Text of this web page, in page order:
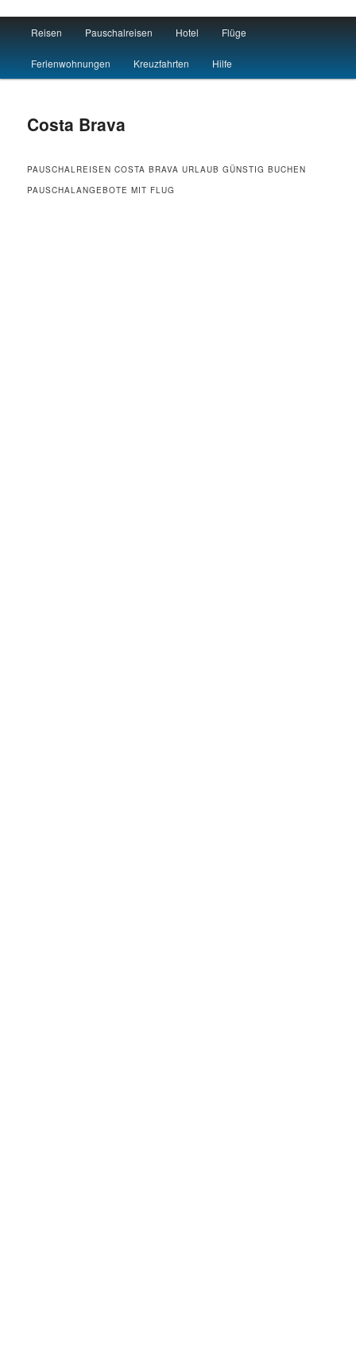
Reisen Hotel Flug
Skip to primary content
Skip to secondary content
Reisen Pauschalreisen Hotel Flüge
Ferienwohnungen Kreuzfahrten Hilfe
Costa Brava
PAUSCHALREISEN COSTA BRAVA URLAUB GÜNSTIG BUCHEN
PAUSCHALANGEBOTE MIT FLUG